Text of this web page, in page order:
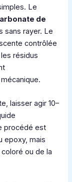
Le
de
sans rayer. Le
contrôlée
résidus
laisser agir 10–
procédé est
epoxy, mais
ou de la